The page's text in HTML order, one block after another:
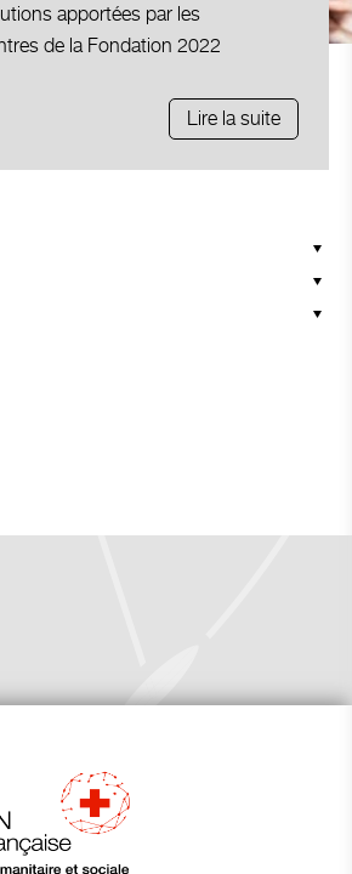
apportées par les
de la Fondation 2022
Lire la suite